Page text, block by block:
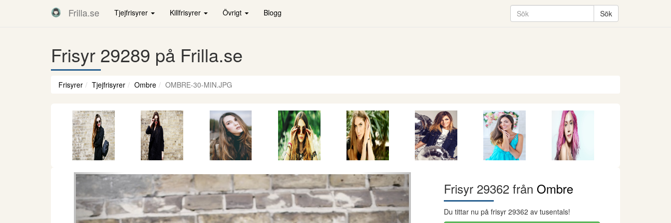
Frilla.se Tjejfrisyrer Killfrisyrer Övrigt Blogg
Frisyr 29289 på Frilla.se
Frisyrer Tjejfrisyrer Ombre OMBRE-30-MIN.JPG
Föregående
Frisyr 29362 från Ombre
Du tittar nu på frisyr 29362 av tusentals!